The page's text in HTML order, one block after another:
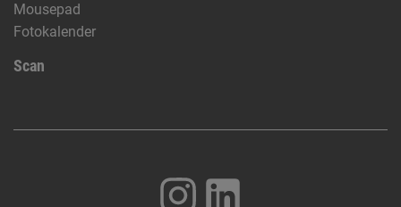
Mousepad
Fotokalender
Scan